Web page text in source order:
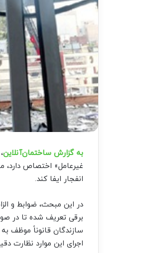
به گزارش ساختمان‌آنلاین
غیرعامل» اختصاص
انفجار ایفا کند.
در این مبحث، ضوابط و
برقی تعریف شده تا در
سازندگان قانوناً موظف
اجرای این موارد نظارت